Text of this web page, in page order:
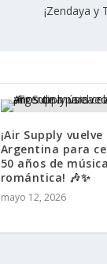
¡Zendaya y
¡Air Supply vuelve
Argentina para
50 años de música
romántica! 🎶✨
mayo 12, 2026